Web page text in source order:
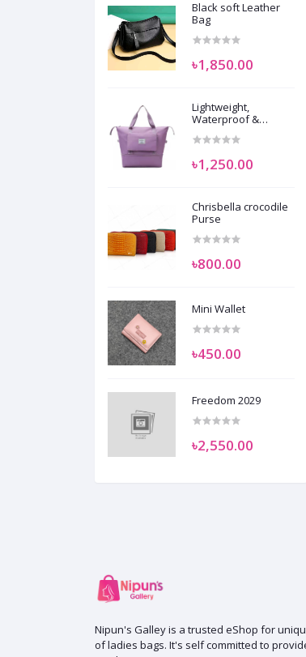
Black soft Leather
Bag
৳1,850.00
Lightweight,
Waterproof &
Duffle bag.
৳1,250.00
Chrisbella crocodile
Purse
৳800.00
Mini Wallet
৳450.00
Freedom 2029
৳2,550.00
SUMIFI : NG001
Nipun's Galley is a trusted eShop for
of ladies bags. It's self committed to